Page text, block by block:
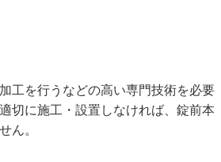
工を行うなどの高い専門技術を必要
切に施工・設置しなければ、錠前本
ん。